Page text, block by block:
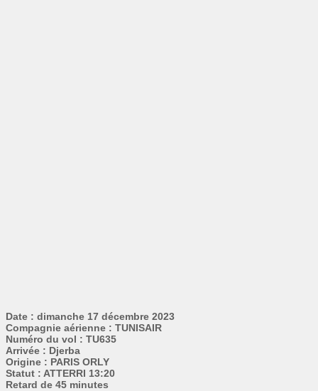
Date : dimanche 17 décembre 2023
Compagnie aérienne : TUNISAIR
Numéro du vol : TU635
Arrivée : Djerba
Origine : PARIS ORLY
Statut : ATTERRI 13:20
Retard de 45 minutes